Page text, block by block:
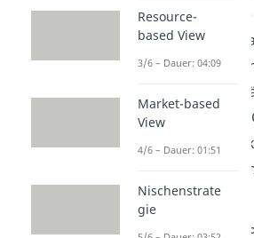
spielt hierbei
Voraussetzung
Produkte an
nicht einfach
dass Kunden
höheren Preises
Beispiele dafür
Situationen:
Ein gängiges
Resource-
based View
3/6 – Dauer: 04:09
Market-based
View
4/6 – Dauer: 01:51
Nischenstrate
gie